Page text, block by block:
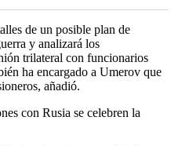
de un posible plan de
y analizará los
trilateral con funcionarios
ha encargado a Umerov que
añadió.
con Rusia se celebren la